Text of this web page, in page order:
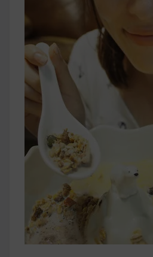
2020 年最新蛋白粉
清楚！
七大經典健身疑問
啦！
減醣食材推薦
減醣料理食譜
蔬食純素營養